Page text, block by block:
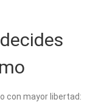
con mayor libertad: